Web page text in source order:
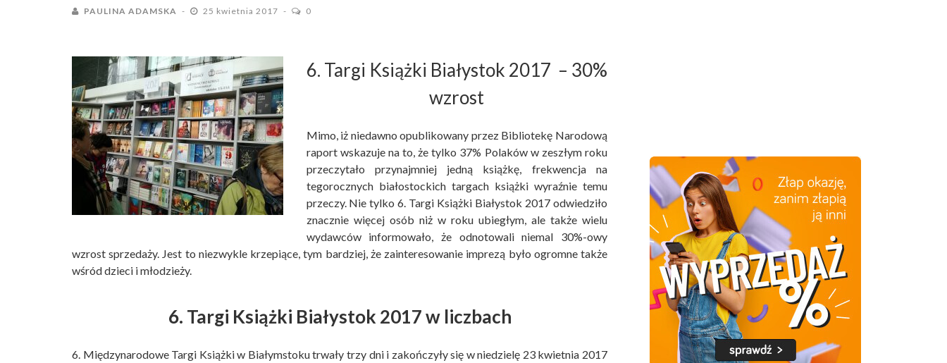
PAULINA ADAMSKA 25 kwietnia 2017 0
6. Targi Książki Białystok 2017 – 30%
wzrost
Mimo, iż niedawno opublikowany przez Bibliotekę Narodową
raport wskazuje na to, że tylko 37% Polaków w zeszłym roku
przeczytało przynajmniej jedną książkę, frekwencja na
tegorocznych białostockich targach książki wyraźnie temu
przeczy. Nie tylko 6. Targi Książki Białystok 2017 odwiedziło
znacznie więcej osób niż w roku ubiegłym, ale także wielu
wydawców informowało, że odnotowali niemal 30%-owy
wzrost sprzedaży. Jest to niezwykle krzepiące, tym bardziej, że zainteresowanie imprezą było ogromne także
wśród dzieci i młodzieży.
6. Targi Książki Białystok 2017 w liczbach
6. Międzynarodowe Targi Książki w Białymstoku trwały trzy dni i zakończyły się w niedzielę 23 kwietnia 2017